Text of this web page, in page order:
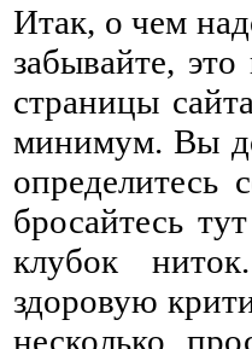
Итак, о чем
забывайте,
страницы
минимум. Вы
определитесь
бросайтесь
клубок
здоровую
несколько